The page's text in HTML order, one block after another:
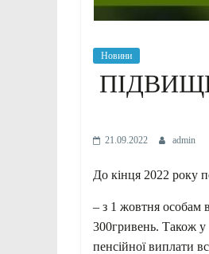
Новини
21.09.2022 admin
До кінця 2022 року
– з 1 жовтня особам
300гривень. Також у
пенсійної виплати